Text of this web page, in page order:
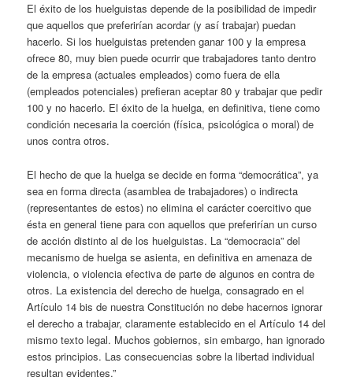
El éxito de los huelguistas depende de la posibilidad de impedir
que aquellos que preferirían acordar (y así trabajar) puedan
hacerlo. Si los huelguistas pretenden ganar 100 y la empresa
ofrece 80, muy bien puede ocurrir que trabajadores tanto dentro
de la empresa (actuales empleados) como fuera de ella
(empleados potenciales) prefieran aceptar 80 y trabajar que pedir
100 y no hacerlo. El éxito de la huelga, en definitiva, tiene como
condición necesaria la coerción (física, psicológica o moral) de
unos contra otros.
El hecho de que la huelga se decide en forma “democrática”, ya
sea en forma directa (asamblea de trabajadores) o indirecta
(representantes de estos) no elimina el carácter coercitivo que
ésta en general tiene para con aquellos que preferirían un curso
de acción distinto al de los huelguistas. La “democracia” del
mecanismo de huelga se asienta, en definitiva en amenaza de
violencia, o violencia efectiva de parte de algunos en contra de
otros. La existencia del derecho de huelga, consagrado en el
Artículo 14 bis de nuestra Constitución no debe hacernos ignorar
el derecho a trabajar, claramente establecido en el Artículo 14 del
mismo texto legal. Muchos gobiernos, sin embargo, han ignorado
estos principios. Las consecuencias sobre la libertad individual
resultan evidentes.”